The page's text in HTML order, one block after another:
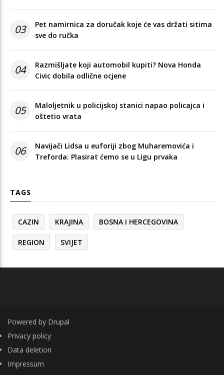
03
Pet namirnica za doručak koje će vas držati sitima
sve do ručka
04
Razmišljate koji automobil kupiti? Nova Honda
Civic dobila odlične ocjene
05
Maloljetnik u policijskoj stanici napao policajca i
oštetio vrata
06
Navijači Lidsa u euforiji zbog Muharemovića i
Treforda: Plasirat ćemo se u Ligu prvaka
TAGS
CAZIN KRAJINA BOSNA I HERCEGOVINA
REGION SVIJET
Powered by Drupal
FOOTER
Privacy policy
Data deletion
Impressum